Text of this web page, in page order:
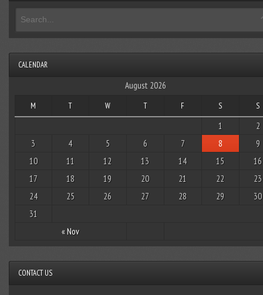
CALENDAR
August 2026
M T W T F S S
« Nov
1
2
3
4 5 6 7 8
9
10
11 12 13 14 15
16
17
18 19 20 21 22
23
24
25 26 27 28 29
30
31
CONTACT US